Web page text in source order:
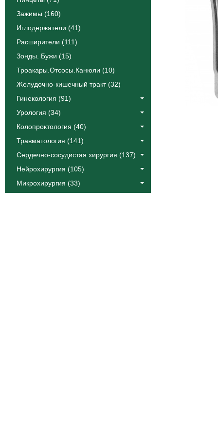
Зажимы (160)
Иглодержатели (41)
Расширители (111)
Зонды. Бужи (15)
Троакары.Отсосы.Канюли (10)
Желудочно-кишечный тракт (32)
Гинекология (91)
Урология (34)
Колопроктология (40)
Травматология (141)
Сердечно-сосудистая хирургия (137)
Нейрохирургия (105)
Микрохирургия (33)